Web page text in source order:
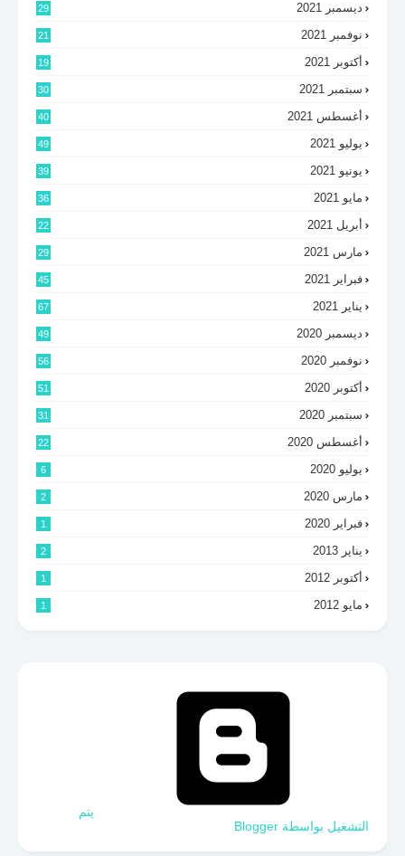
ديسمبر 2021 29
نوفمبر 2021 21
أكتوبر 2021 19
سبتمبر 2021 30
أغسطس 2021 40
يوليو 2021 49
يونيو 2021 39
مايو 2021 36
أبريل 2021 22
مارس 2021 29
فبراير 2021 45
يناير 2021 67
ديسمبر 2020 49
نوفمبر 2020 56
أكتوبر 2020 51
سبتمبر 2020 31
أغسطس 2020 22
يوليو 2020 6
مارس 2020 2
فبراير 2020 1
يناير 2013 2
أكتوبر 2012 1
مايو 2012 1
‏يتم
التشغيل بواسطة Blogger